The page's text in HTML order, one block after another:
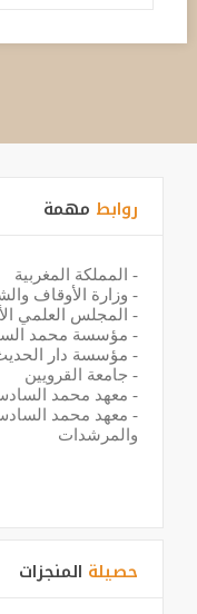
روابط مهمة
- المملكة المغربية
- وزارة الأوقاف
- المجلس العلمي
- مؤسسة محمد
- مؤسسة دار
- جامعة القرويين
- معهد محمد
- معهد محمد
والمرشدات
حصيلة المنجزات